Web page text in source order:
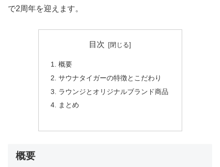
で2周年を迎えます。
目次
概要
サウナタイガーの特徴とこだわり
ラウンジとオリジナルブランド商品
まとめ
概要